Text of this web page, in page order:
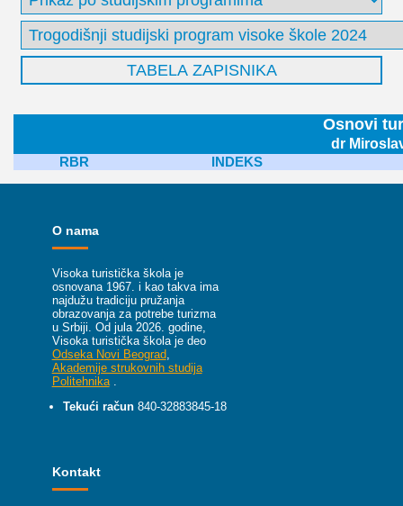
Osnovi
dr
RBR INDEKS
O nama
Visoka turistička škola je
osnovana 1967. i kao takva ima
najdužu tradiciju pružanja
obrazovanja za potrebe turizma
u Srbiji. Od jula 2026. godine,
Visoka turistička škola je deo
Odseka Novi Beograd
Akademije strukovnih studija
Politehnika
Tekući račun 840-32883845-18
Kontakt